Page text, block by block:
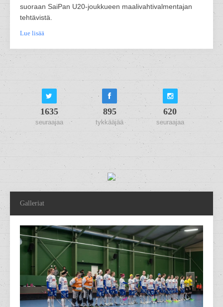
suoraan SaiPan U20-joukkueen maalivahtivalmentajan
tehtävistä.
Lue lisää
1635
seuraajaa
895
tykkääjää
620
seuraajaa
Galleriat